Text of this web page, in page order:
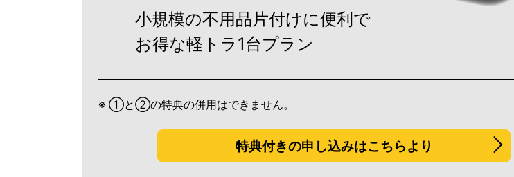
小規模の不用品片付けに便利で
お得な軽トラ1台プラン
※ ①と②の特典の併用はできません。
特典付きの申し込みはこちらより